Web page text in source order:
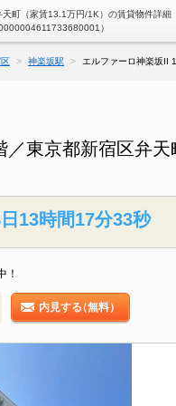
天町（家賃13.1万円/1K）の賃貸物件詳細
）
神楽坂駅 エルファーロ神楽坂II
東京都新宿区弁
13時間17分32秒
！
内見する（無料）